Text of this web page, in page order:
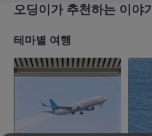
오딩이가 추천하는 이야기
테마별 여행